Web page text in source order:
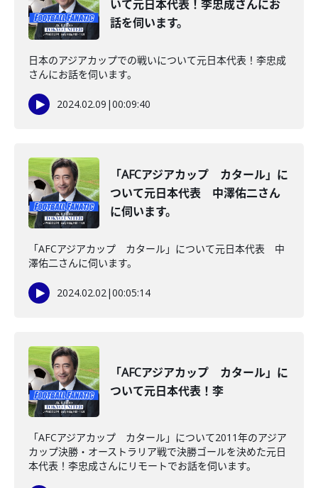
いて元日本代表！李忠成さんにお
話を伺います。
日本のアジアカップでの戦いについて元日本代表！李忠成
さんにお話を伺います。
2024.02.09 |00:09:40
「AFCアジアカップ カタール」に
ついて元日本代表 中澤佑二さん
に伺います。
「AFCアジアカップ カタール」について元日本代表 中
澤佑二さんに伺います。
2024.02.02|00:05:14
「AFCアジアカップ カタール」に
ついて元日本代表！李
「AFCアジアカップ カタール」について2011年のアジア
カップ決勝・オーストラリア戦で決勝ゴールを決めた元日
本代表！李忠成さんにリモートでお話を伺います。